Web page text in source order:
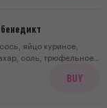
яйцо куриное,
соль, трюфельное
BUY